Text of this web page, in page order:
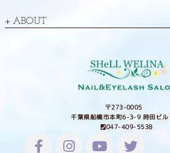
ABOUT
〒273-0005
千葉県船橋市本町6-3-9 時田ビル
047-409-5538